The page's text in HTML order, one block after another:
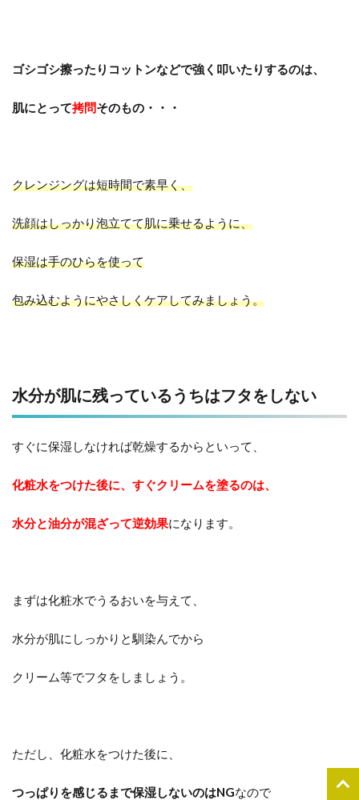
ゴシゴシ擦ったりコットンなどで強く叩いたりするのは、
肌にとって拷問そのもの・・・
クレンジングは短時間で素早く、
洗顔はしっかり泡立てて肌に乗せるように、
保湿は手のひらを使って
包み込むようにやさしくケアしてみましょう。
水分が肌に残っているうちはフタをしない
すぐに保湿しなければ乾燥するからといって、
化粧水をつけた後に、すぐクリームを塗るのは、
水分と油分が混ざって逆効果になります。
まずは化粧水でうるおいを与えて、
水分が肌にしっかりと馴染んでから
クリーム等でフタをしましょう。
ただし、化粧水をつけた後に、
つっぱりを感じるまで保湿しないのはNGなので